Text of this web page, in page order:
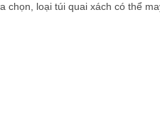
chọn, loại túi quai xách có thể